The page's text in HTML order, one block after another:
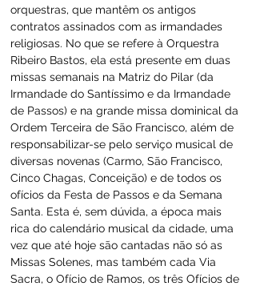
orquestras, que mantêm os antigos
contratos assinados com as irmandades
religiosas. No que se refere à Orquestra
Ribeiro Bastos, ela está presente em duas
missas semanais na Matriz do Pilar (da
Irmandade do Santíssimo e da Irmandade
de Passos) e na grande missa dominical da
Ordem Terceira de São Francisco, além de
responsabilizar-se pelo serviço musical de
diversas novenas (Carmo, São Francisco,
Cinco Chagas, Conceição) e de todos os
ofícios da Festa de Passos e da Semana
Santa. Esta é, sem dúvida, a época mais
rica do calendário musical da cidade, uma
vez que até hoje são cantadas não só as
Missas Solenes, mas também cada Via
Sacra, o Ofício de Ramos, os três Ofícios de